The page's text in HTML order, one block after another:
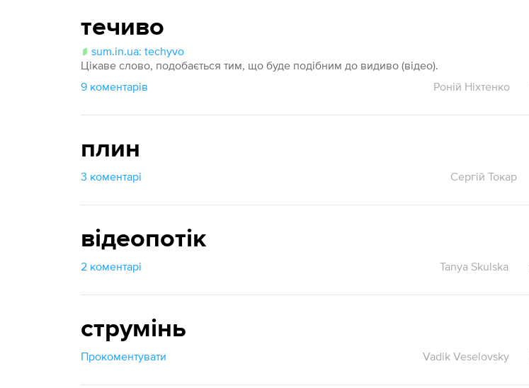
течиво
sum.in.ua: techyvo
Цікаве слово, подобається тим, що буде подібним до видиво (відео).
9 коментарів
Роній Ніхтенко
плин
3 коментарі Сергій Токар
відеопотік
2 коментарі Tanya Skulska
струмінь
Прокоментувати Vadik Veselovsky